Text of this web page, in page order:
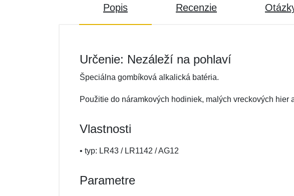
Popis Recenzie
Určenie: Nezáleží na pohlaví
Špeciálna gombíková alkalická batéria.
Použitie do náramkových hodiniek, malých vreckových
Vlastnosti
• typ: LR43 / LR1142 / AG12
Parametre